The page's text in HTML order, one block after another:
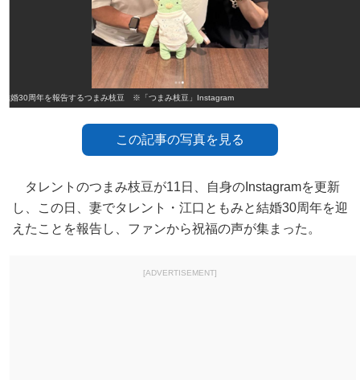
結婚30周年を報告するつまみ枝豆 ※「つまみ枝豆」Instagram
この記事の写真を見る
タレントのつまみ枝豆が11日、自身のInstagramを更新
し、この日、妻でタレント・江口ともみと結婚30周年を迎
えたことを報告し、ファンから祝福の声が集まった。
[ADVERTISEMENT]